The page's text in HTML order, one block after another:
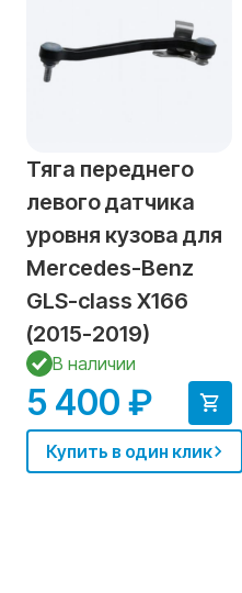
Тяга переднего
левого датчика
уровня кузова для
Mercedes-Benz
GLS-class X166
(2015-2019)
В наличии
5 400 ₽
Купить в один клик